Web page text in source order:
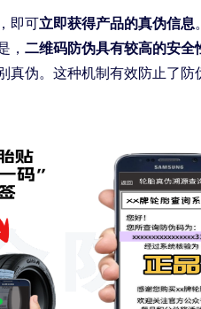
即可立即获得产品的真伪信息
， 二维码防伪具有较高的安全
真伪。这种机制有效防止了